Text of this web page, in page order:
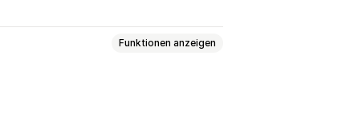
Funktionen anzeigen